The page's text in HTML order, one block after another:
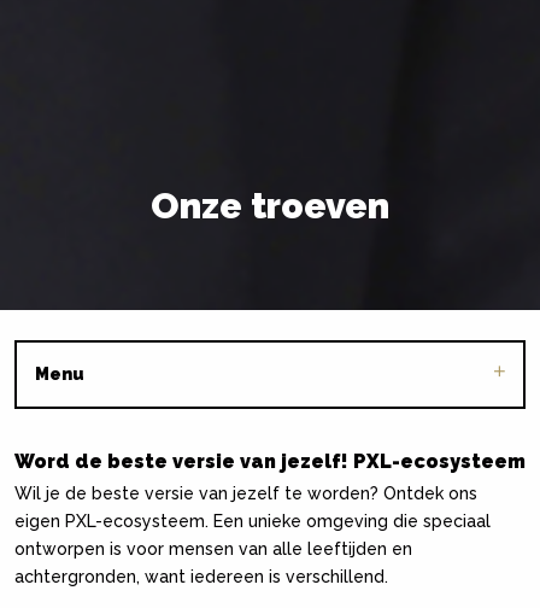
Onze troeven
Menu
Word de beste versie van jezelf! PXL-ecosysteem
Wil je de beste versie van jezelf te worden? Ontdek ons
eigen PXL-ecosysteem. Een unieke omgeving die speciaal
ontworpen is voor mensen van alle leeftijden en
achtergronden, want iedereen is verschillend.